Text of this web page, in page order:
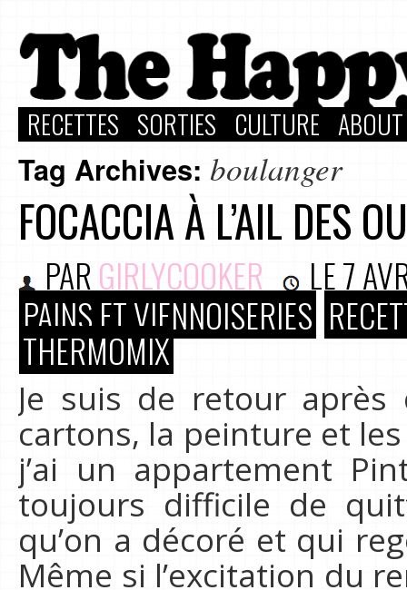
RECETTES SORTIES CULTURE
Tag Archives: boulanger
FOCACCIA À L’AIL DES
PAR GIRLYCOOKER LE7
PAINS ET VIENNOISERIES
THERMOMIX
Je suis de retour
cartons, la peinture et
j’ai un appartement
toujours difficile de
qu’on a décoré et qui
Même si l’excitation du